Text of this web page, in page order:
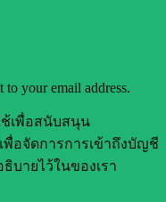
your email address.
เพื่อสนับสนุน
อจัดการการเข้าถึงบัญชี
บายไว้ในของเรา